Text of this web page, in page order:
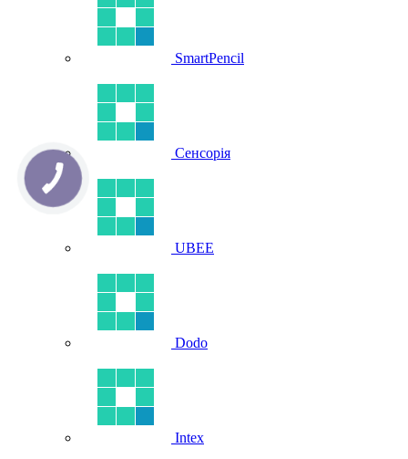
SmartPencil
Сенсорія
UBEE
Dodo
Intex